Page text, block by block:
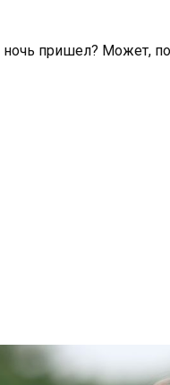
ночь пришел? Может,